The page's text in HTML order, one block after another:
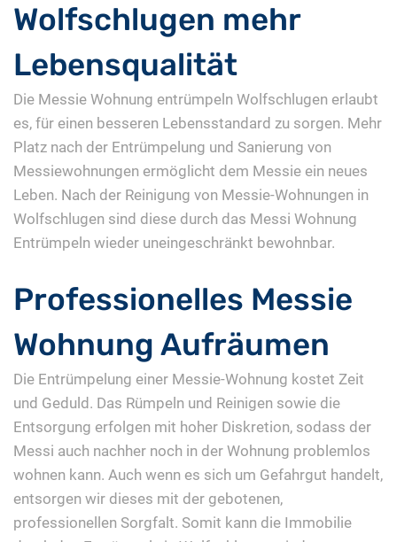
Wolfschlugen mehr
Lebensqualität
Die Messie Wohnung entrümpeln Wolfschlugen erlaubt
es, für einen besseren Lebensstandard zu sorgen. Mehr
Platz nach der Entrümpelung und Sanierung von
Messiewohnungen ermöglicht dem Messie ein neues
Leben. Nach der Reinigung von Messie-Wohnungen in
Wolfschlugen sind diese durch das Messi Wohnung
Entrümpeln wieder uneingeschränkt bewohnbar.
Professionelles Messie
Wohnung Aufräumen
Die Entrümpelung einer Messie-Wohnung kostet Zeit
und Geduld. Das Rümpeln und Reinigen sowie die
Entsorgung erfolgen mit hoher Diskretion, sodass der
Messi auch nachher noch in der Wohnung problemlos
wohnen kann. Auch wenn es sich um Gefahrgut handelt,
entsorgen wir dieses mit der gebotenen,
professionellen Sorgfalt. Somit kann die Immobilie